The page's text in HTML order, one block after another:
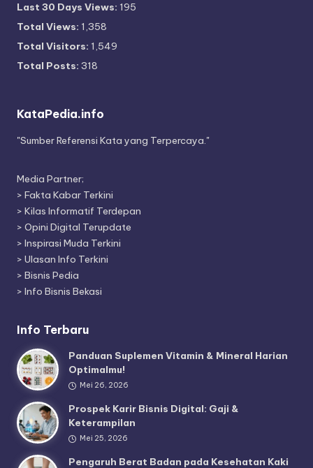
Last 30 Days Views: 195
Total Views: 1,358
Total Visitors: 1,549
Total Posts: 318
KataPedia.info
"Sumber Referensi Kata yang Terpercaya."
Media Partner;
> Fakta Kabar Terkini
> Kilas Informatif Terdepan
> Opini Digital Terupdate
> Inspirasi Muda Terkini
> Ulasan Info Terkini
> Bisnis Pedia
> Info Bisnis Bekasi
Info Terbaru
Panduan Suplemen Vitamin & Mineral Harian
Optimalmu!
Mei 26, 2026
Prospek Karir Bisnis Digital: Gaji &
Keterampilan
Mei 25, 2026
Pengaruh Berat Badan pada Kesehatan Kaki